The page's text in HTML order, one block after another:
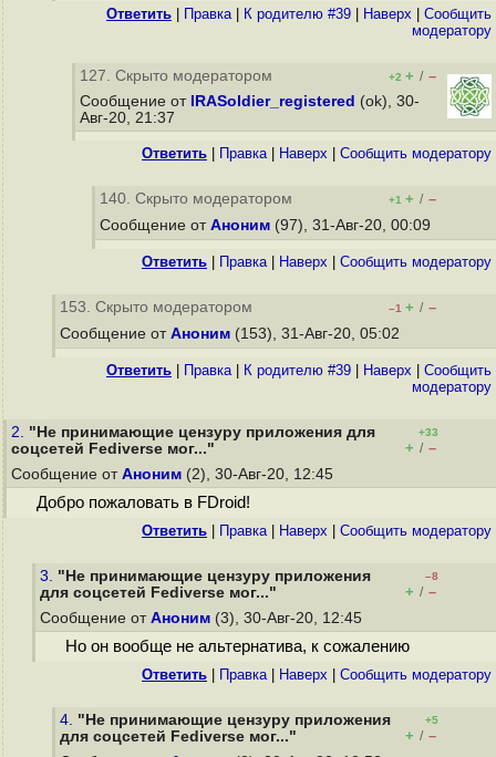
Ответить Правка| К родителю #39 Наверх
Cообщить
модератору
127. Скрыто модератором +2 + / –
Сообщение от
IRASoldier_registered (ok), 30-
Авг-20, 21:37
Ответить Правка| Наверх Cообщить модератору
140. Скрыто модератором +1 + / –
Сообщение от Аноним (97), 31-Авг-20, 00:09
Ответить Правка| Наверх Cообщить модератору
153. Скрыто модератором –1 + / –
Сообщение от Аноним (153), 31-Авг-20, 05:02
Ответить Правка| К родителю #39 Наверх
Cообщить
модератору
2. "Не принимающие цензуру приложения для
соцсетей Fediverse мог..."
+33
+ / –
Сообщение от Аноним (2), 30-Авг-20, 12:45
Добро пожаловать в FDroid!
Ответить Правка| Наверх Cообщить модератору
3. "Не принимающие цензуру приложения
для соцсетей Fediverse мог..."
–8
+ / –
Сообщение от Аноним (3), 30-Авг-20, 12:45
Но он вообще не альтернатива, к сожалению
Ответить Правка| Наверх Cообщить модератору
4. "Не принимающие цензуру приложения
для соцсетей Fediverse мог..."
+5
+ / –